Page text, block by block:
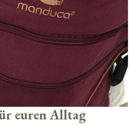
euren Alltag